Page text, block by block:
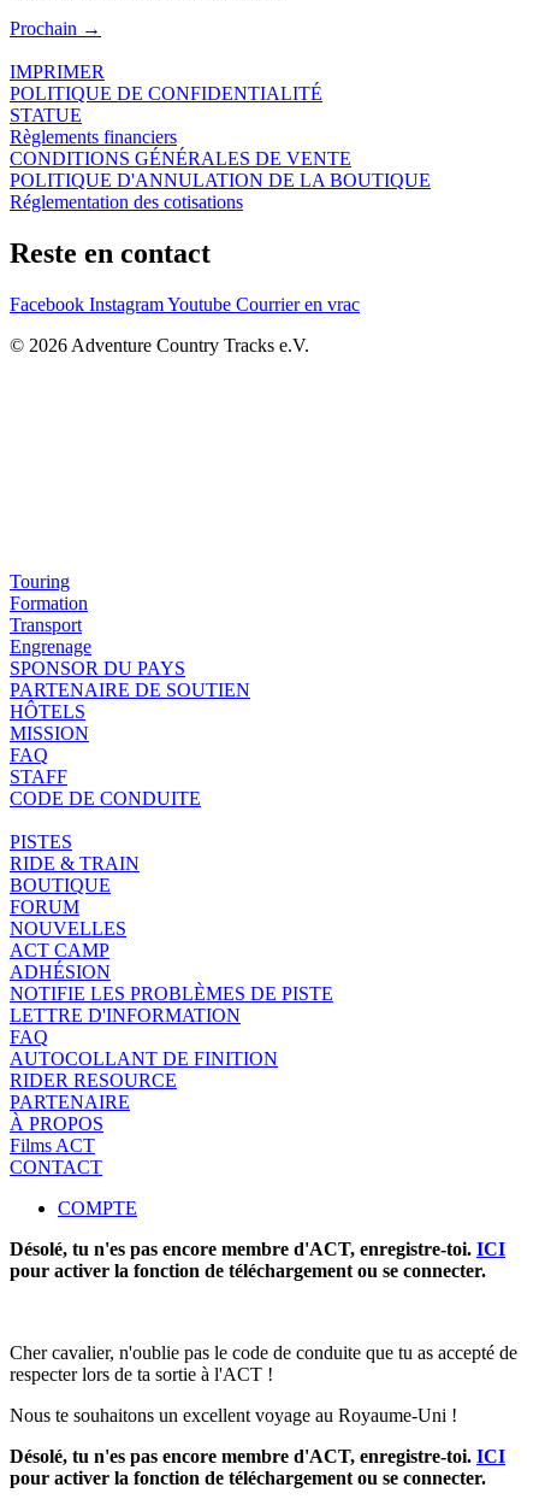
Prochain →
IMPRIMER
POLITIQUE DE CONFIDENTIALITÉ
STATUE
Règlements financiers
CONDITIONS GÉNÉRALES DE VENTE
POLITIQUE D'ANNULATION DE LA BOUTIQUE
Réglementation des cotisations
Reste en contact
Facebook InstagramYoutube Courrier en vrac
© 2026 Adventure Country Tracks e.V.
Touring
Formation
Transport
Engrenage
SPONSOR DU PAYS
PARTENAIRE DE SOUTIEN
HÔTELS
MISSION
FAQ
STAFF
CODE DE CONDUITE
PISTES
RIDE & TRAIN
BOUTIQUE
FORUM
NOUVELLES
ACT CAMP
ADHÉSION
NOTIFIE LES PROBLÈMES DE PISTE
LETTRE D'INFORMATION
FAQ
AUTOCOLLANT DE FINITION
RIDER RESOURCE
PARTENAIRE
À PROPOS
Films ACT
CONTACT
COMPTE
Désolé, tu n'es pas encore membre d'ACT, enregistre-toi. ICI
pour activer la fonction de téléchargement ou se connecter.
Cher cavalier, n'oublie pas le code de conduite que tu as accepté de
respecter lors de ta sortie à l'ACT !
Nous te souhaitons un excellent voyage au Royaume-Uni !
Désolé, tu n'es pas encore membre d'ACT, enregistre-toi. ICI
pour activer la fonction de téléchargement ou se connecter.